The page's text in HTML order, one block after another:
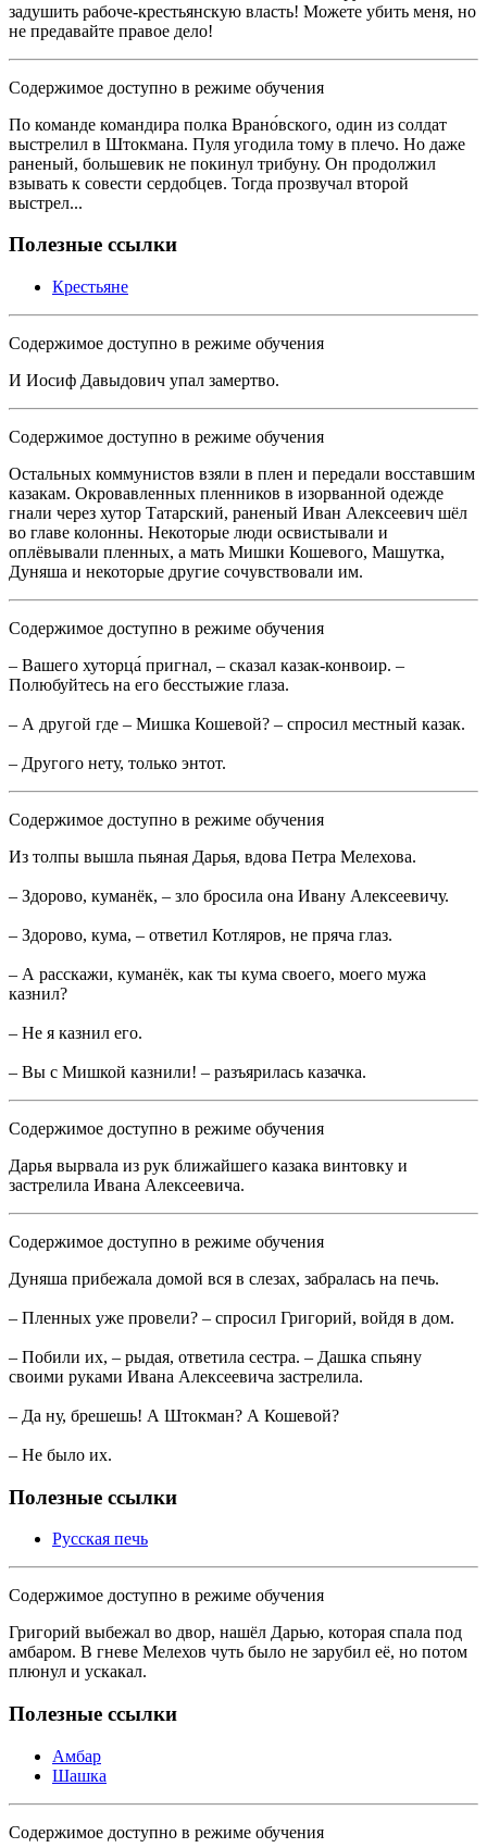
задушить рабоче-крестьянскую власть! Можете убить меня, но
не предавайте правое дело!
Содержимое доступно в режиме обучения
По команде командира полка Врано́вского, один из солдат
выстрелил в Штокмана. Пуля угодила тому в плечо. Но даже
раненый, большевик не покинул трибуну. Он продолжил
взывать к совести сердобцев. Тогда прозвучал второй
выстрел...
Полезные ссылки
Крестьяне
Содержимое доступно в режиме обучения
И Иосиф Давыдович упал замертво.
Содержимое доступно в режиме обучения
Остальных коммунистов взяли в плен и передали восставшим
казакам. Окровавленных пленников в изорванной одежде
гнали через хутор Татарский, раненый Иван Алексеевич шёл
во главе колонны. Некоторые люди освистывали и
оплёвывали пленных, а мать Мишки Кошевого, Машутка,
Дуняша и некоторые другие сочувствовали им.
Содержимое доступно в режиме обучения
– Вашего хуторца́ пригнал, – сказал казак-конвоир. –
Полюбуйтесь на его бесстыжие глаза.
– А другой где – Мишка Кошевой? – спросил местный казак.
– Другого нету, только энтот.
Содержимое доступно в режиме обучения
Из толпы вышла пьяная Дарья, вдова Петра Мелехова.
– Здорово, куманёк, – зло бросила она Ивану Алексеевичу.
– Здорово, кума, – ответил Котляров, не пряча глаз.
– А расскажи, куманёк, как ты кума своего, моего мужа
казнил?
– Не я казнил его.
– Вы с Мишкой казнили! – разъярилась казачка.
Содержимое доступно в режиме обучения
Дарья вырвала из рук ближайшего казака винтовку и
застрелила Ивана Алексеевича.
Содержимое доступно в режиме обучения
Дуняша прибежала домой вся в слезах, забралась на печь.
– Пленных уже провели? – спросил Григорий, войдя в дом.
– Побили их, – рыдая, ответила сестра. – Дашка спьяну
своими руками Ивана Алексеевича застрелила.
– Да ну, брешешь! А Штокман? А Кошевой?
– Не было их.
Полезные ссылки
Русская печь
Содержимое доступно в режиме обучения
Григорий выбежал во двор, нашёл Дарью, которая спала под
амбаром. В гневе Мелехов чуть было не зарубил её, но потом
плюнул и ускакал.
Полезные ссылки
Амбар
Шашка
Содержимое доступно в режиме обучения